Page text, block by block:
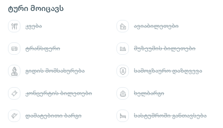
ტური მოიცავს
კვება ავიაბილეთები
ტრანსფერი მუზეუმის ბილეთები
გიდის მომსახურება სამოგზაურო დაზღვევა
კონცერტის ბილეთები ხელბარგი
დამატებითი ბარგი სასტუმროში განთავსება